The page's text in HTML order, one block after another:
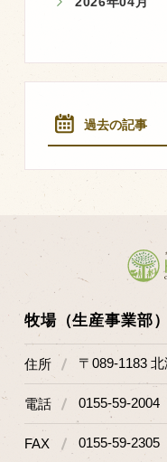
過去の記事
牧場（生産事業部）
住所 〒089-1183
電話 0155-59-2004
FAX 0155-59-2305